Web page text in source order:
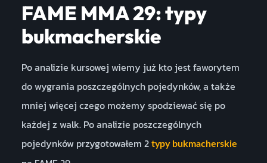
FAME MMA 29: typy
bukmacherskie
Po analizie kursowej wiemy już kto jest faworytem
do wygrania poszczególnych pojedynków, a także
mniej więcej czego możemy spodziewać się po
każdej z walk. Po analizie poszczególnych
pojedynków przygotowałem 2 typy bukmacherskie